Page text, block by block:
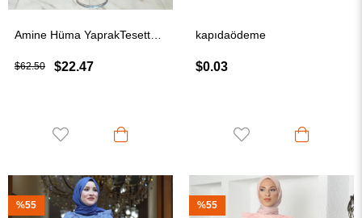
$22.47
$62.50
kapıdaödeme
$0.03
%55 %55